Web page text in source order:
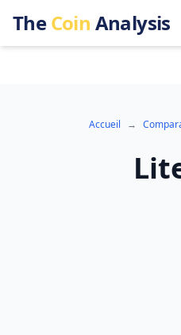
TheCoin Analysis
Accueil →